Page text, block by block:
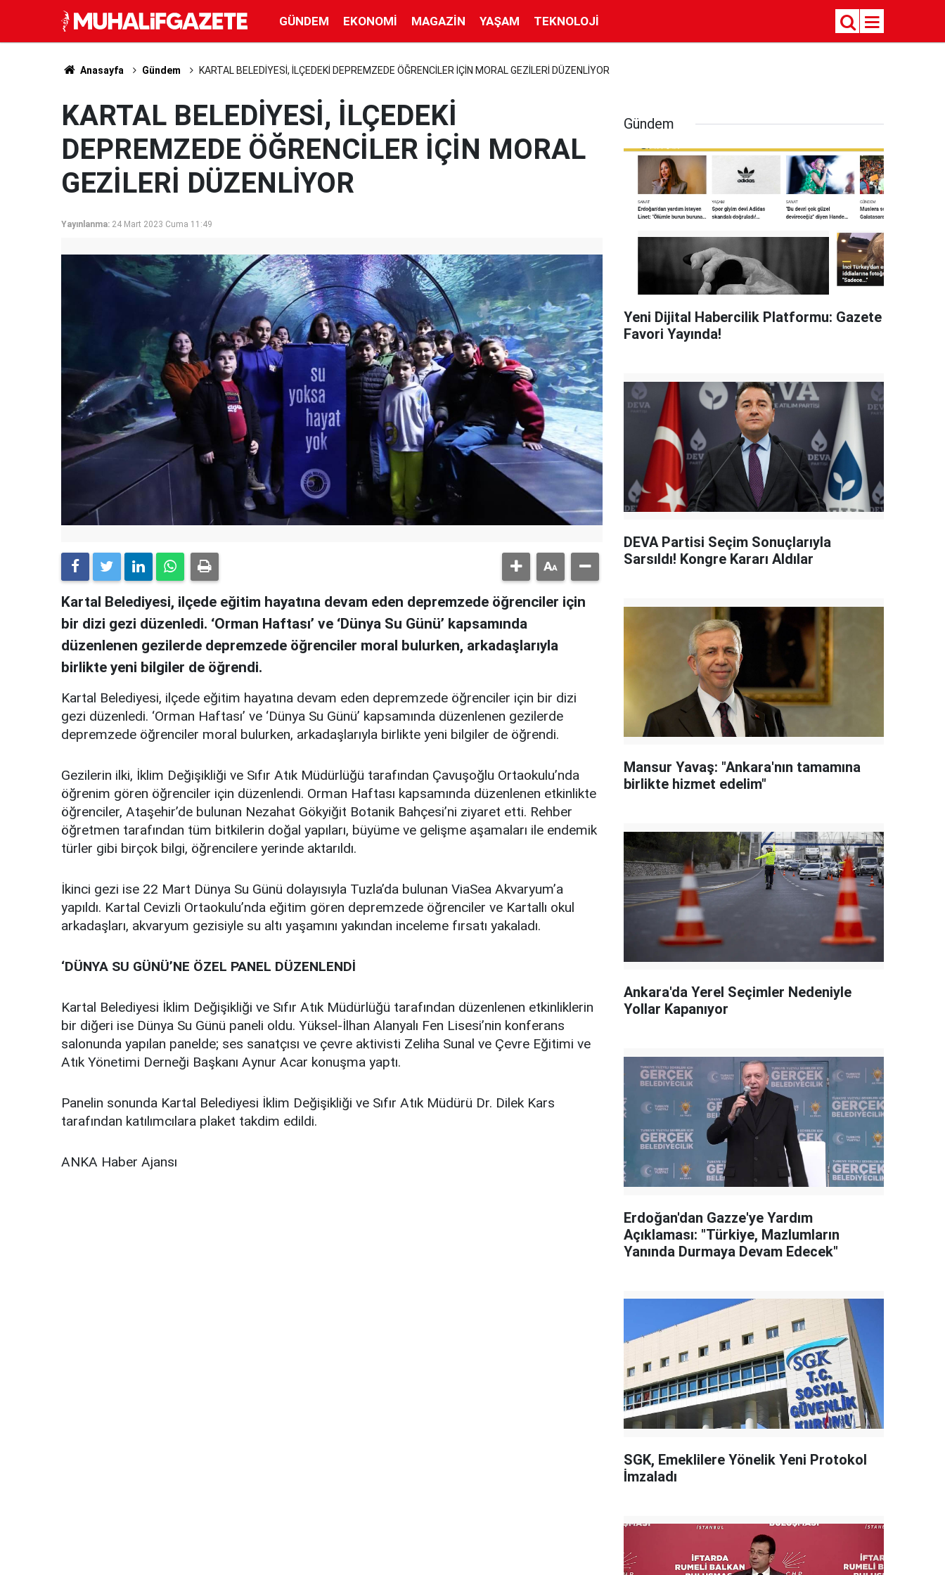
GÜNDEM EKONOMI MAGAZIN YAŞAM TEKNOLOJI
Anasayfa Gündem KARTAL BELEDİYESİ, İLÇEDEKİ DEPREMZEDE ÖĞRENCİLER İÇİN MORAL GEZİLERİ DÜZENLİYOR
KARTAL BELEDİYESİ, İLÇEDEKİ
DEPREMZEDE ÖĞRENCİLER İÇİN MORAL
GEZİLERİ DÜZENLİYOR
Yayınlanma: 24 Mart 2023 Cuma 11:49
Kartal Belediyesi, ilçede eğitim hayatına devam eden depremzede öğrenciler için
bir dizi gezi düzenledi. ‘Orman Haftası’ ve ‘Dünya Su Günü’ kapsamında
düzenlenen gezilerde depremzede öğrenciler moral bulurken, arkadaşlarıyla
birlikte yeni bilgiler de öğrendi.
Kartal Belediyesi, ilçede eğitim hayatına devam eden depremzede öğrenciler için bir dizi
gezi düzenledi. ‘Orman Haftası’ ve ‘Dünya Su Günü’ kapsamında düzenlenen gezilerde
depremzede öğrenciler moral bulurken, arkadaşlarıyla birlikte yeni bilgiler de öğrendi.
Gezilerin ilki, İklim Değişikliği ve Sıfır Atık Müdürlüğü tarafından Çavuşoğlu Ortaokulu’nda
öğrenim gören öğrenciler için düzenlendi. Orman Haftası kapsamında düzenlenen etkinlikte
öğrenciler, Ataşehir’de bulunan Nezahat Gökyiğit Botanik Bahçesi’ni ziyaret etti. Rehber
öğretmen tarafından tüm bitkilerin doğal yapıları, büyüme ve gelişme aşamaları ile endemik
türler gibi birçok bilgi, öğrencilere yerinde aktarıldı.
İkinci gezi ise 22 Mart Dünya Su Günü dolayısıyla Tuzla’da bulunan ViaSea Akvaryum’a
yapıldı. Kartal Cevizli Ortaokulu’nda eğitim gören depremzede öğrenciler ve Kartallı okul
arkadaşları, akvaryum gezisiyle su altı yaşamını yakından inceleme fırsatı yakaladı.
‘DÜNYA SU GÜNÜ’NE ÖZEL PANEL DÜZENLENDİ
Kartal Belediyesi İklim Değişikliği ve Sıfır Atık Müdürlüğü tarafından düzenlenen etkinliklerin
bir diğeri ise Dünya Su Günü paneli oldu. Yüksel-İlhan Alanyalı Fen Lisesi’nin konferans
salonunda yapılan panelde; ses sanatçısı ve çevre aktivisti Zeliha Sunal ve Çevre Eğitimi ve
Atık Yönetimi Derneği Başkanı Aynur Acar konuşma yaptı.
Panelin sonunda Kartal Belediyesi İklim Değişikliği ve Sıfır Atık Müdürü Dr. Dilek Kars
tarafından katılımcılara plaket takdim edildi.
ANKA Haber Ajansı
Gündem
Yeni Dijital Habercilik Platformu: Gazete
Favori Yayında!
DEVA Partisi Seçim Sonuçlarıyla
Sarsıldı! Kongre Kararı Aldılar
Mansur Yavaş: "Ankara'nın tamamına
birlikte hizmet edelim"
Ankara'da Yerel Seçimler Nedeniyle
Yollar Kapanıyor
Erdoğan'dan Gazze'ye Yardım
Açıklaması: "Türkiye, Mazlumların
Yanında Durmaya Devam Edecek"
SGK, Emeklilere Yönelik Yeni Protokol
İmzaladı